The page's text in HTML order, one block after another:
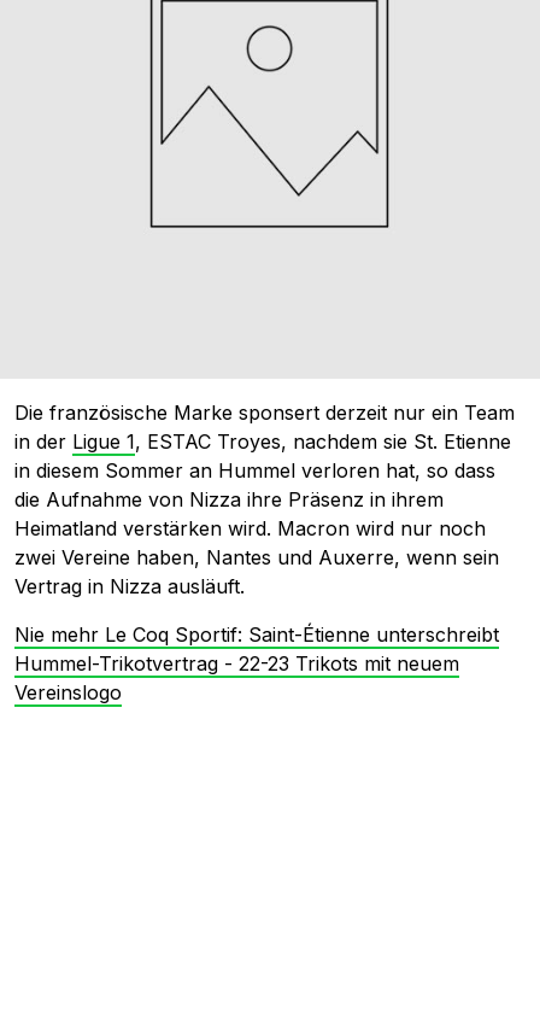
Die französische Marke sponsert derzeit nur ein Team
in der Ligue 1, ESTAC Troyes, nachdem sie St. Etienne
in diesem Sommer an Hummel verloren hat, so dass
die Aufnahme von Nizza ihre Präsenz in ihrem
Heimatland verstärken wird. Macron wird nur noch
zwei Vereine haben, Nantes und Auxerre, wenn sein
Vertrag in Nizza ausläuft.
Nie mehr Le Coq Sportif: Saint-Étienne unterschreibt
Hummel-Trikotvertrag - 22-23 Trikots mit neuem
Vereinslogo